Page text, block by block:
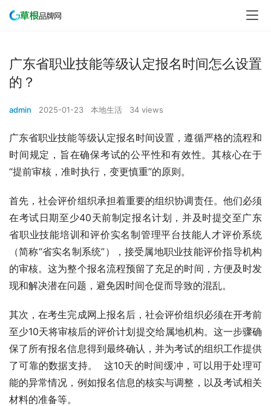
广东省职业技能等级认定报名时间怎么设置
的？
admin 2025-01-23 本地生活 34 views
广东省职业技能等级认定报名时间设置，遵循严格的流程和
时间规定，旨在确保考试的公平性和有效性。其核心在于
“提前审核，准时执行，变更慎重”的原则。
首先，社会评价组织承担着重要的组织协调责任。他们必须
在考试日期至少40天前制定报名计划，并及时提交至广东
省职业技能培训和评价实名制管理平台技能人才评价系统
（简称“省实名制系统”），接受属地职业技能评价指导机构
的审核。这为整个报名流程预留了充足的时间，方便及时发
现和解决潜在问题，避免因时间仓促而导致的混乱。
其次，在考生完成网上报名后，社会评价组织必须在开考前
至少10天将审核后的评价计划提交给属地机构。这一步骤确
保了所有报名信息得到最终确认，并为考试的组织工作提供
了可靠的数据支持。  这10天的时间缓冲，可以用于处理可
能的异常情况，例如报名信息的核实与调整，以及考试相关
材料的准备等。